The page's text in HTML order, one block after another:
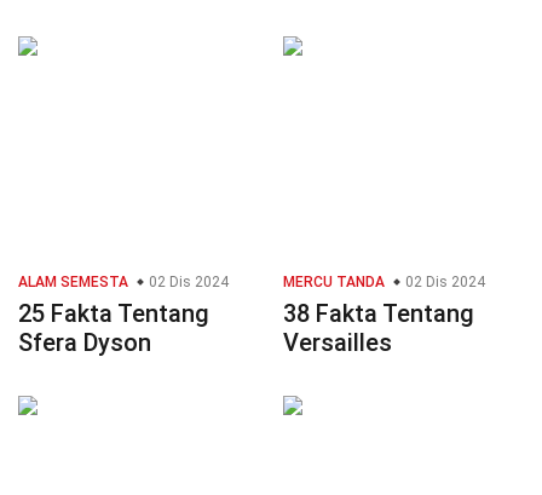
ALAM SEMESTA 02 Dis 2024
25 Fakta Tentang
Sfera Dyson
MERCU TANDA 02 Dis 2024
38 Fakta Tentang
Versailles